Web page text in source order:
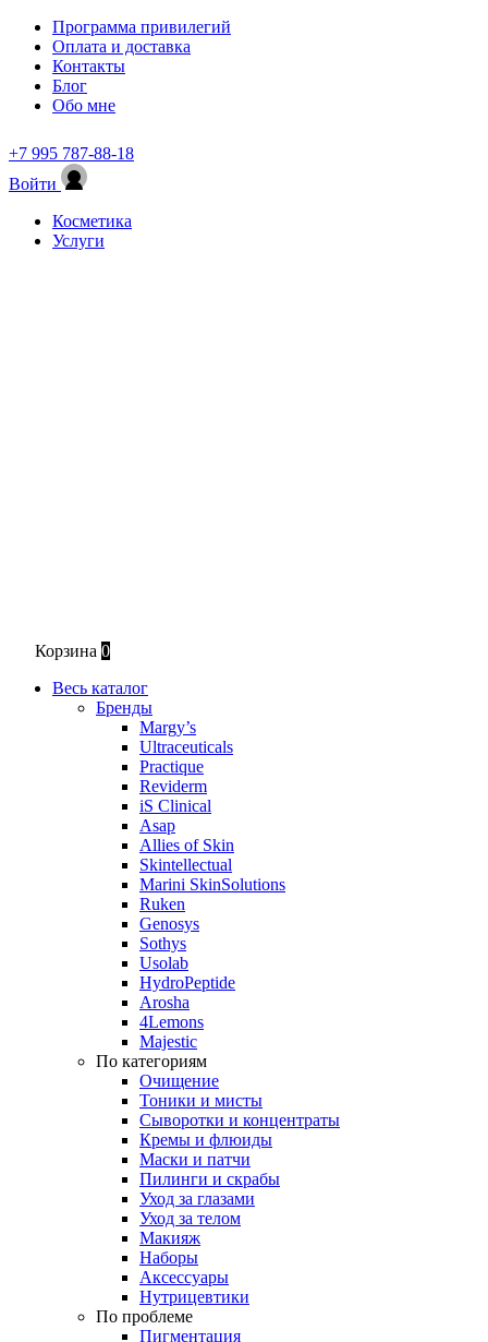
Программа привилегий
Оплата и доставка
Контакты
Блог
Обо мне
+7 995 787-88-18
Войти
Косметика
Услуги
Корзина 0
Весь каталог
Бренды
Margy’s
Ultraceuticals
Practique
Reviderm
iS Clinical
Asap
Allies of Skin
Skintellectual
Marini SkinSolutions
Ruken
Genosys
Sothys
Usolab
HydroPeptide
Arosha
4Lemons
Majestic
По категориям
Очищение
Тоники и мисты
Сыворотки и концентраты
Кремы и флюиды
Маски и патчи
Пилинги и скрабы
Уход за глазами
Уход за телом
Макияж
Наборы
Аксессуары
Нутрицевтики
По проблеме
Пигментация